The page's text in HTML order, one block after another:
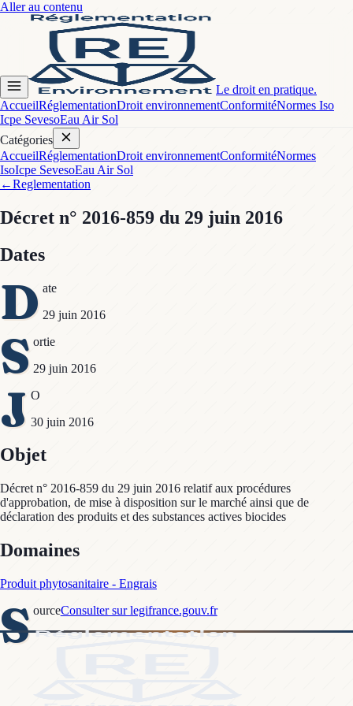
Aller au contenu
Le droit en pratique.
AccueilRéglementationDroit environnementConformitéNormes Iso
Icpe SevesoEau Air Sol
Catégories
AccueilRéglementationDroit environnementConformitéNormes
IsoIcpe SevesoEau Air Sol
←Reglementation
Décret n° 2016-859 du 29 juin 2016
Dates
D ate
29 juin 2016
S ortie
29 juin 2016
J O
30 juin 2016
Objet
Décret n° 2016-859 du 29 juin 2016 relatif aux procédures
d'approbation, de mise à disposition sur le marché ainsi que de
déclaration des produits et des substances actives biocides
Domaines
Produit phytosanitaire - Engrais
S ourceConsulter sur legifrance.gouv.fr